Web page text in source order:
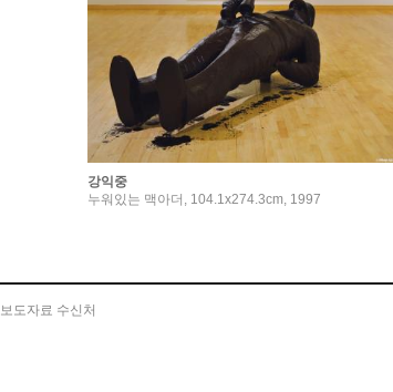
강익중
누워있는 맥아더, 104.1x274.3cm, 1997
보도자료 수신처